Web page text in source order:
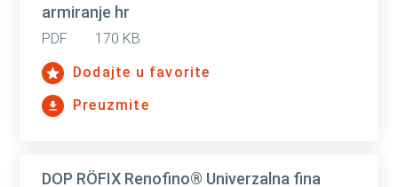
armiranje hr
PDF
170 KB
Dodajte u favorite
Preuzmite
DOP RÖFIX Renofino® Univerzalna fina